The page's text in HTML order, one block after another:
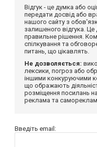
Відгук - це думка або
передати досвід або
нашого сайту з
залишеного відгука.
правильне рішення.
спілкування та
питань, що цікавлять.
Не дозволяється:
лексики, погроз або
іншими конкуруючими
що ображають
розміщення посилань
реклама та
Введіть email: